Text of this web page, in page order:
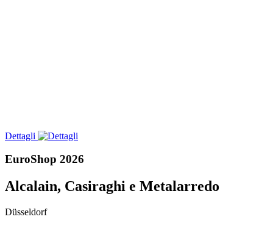
Dettagli
EuroShop 2026
Alcalain, Casiraghi e Metalarredo
Düsseldorf